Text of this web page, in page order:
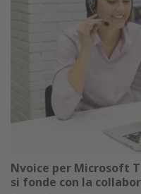
Nvoice per Microsoft
si fonde con la